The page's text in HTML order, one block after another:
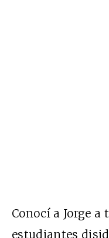
Conocí a Jorge
estudiantes